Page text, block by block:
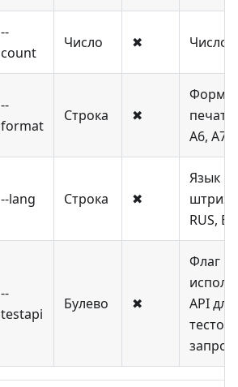
--
count
Число ✖ Число
--
format
Строка ✖
A6, A7
--lang Строка ✖
Язык
RUS,
--
testapi
Булево ✖
Флаг
API для